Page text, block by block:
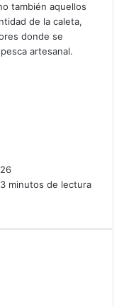
también aquellos
de la caleta,
donde se
artesanal.
3 minutos de lectura